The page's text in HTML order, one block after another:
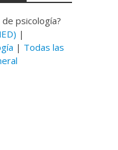
psicología?
|
| Todas las